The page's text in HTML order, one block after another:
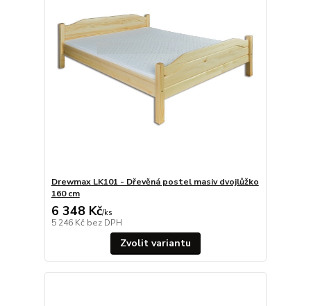
Drewmax LK101 - Dřevěná postel masiv dvojlůžko
160 cm
6 348 Kč/ks
5 246 Kč bez DPH
Zvolit variantu